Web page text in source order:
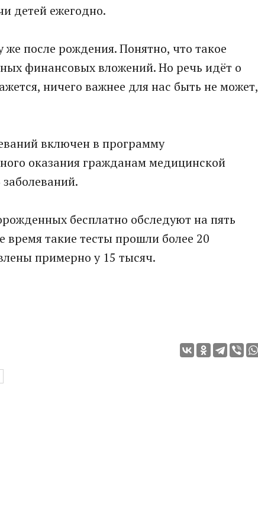
детей ежегодно.
после рождения. Понятно, что такое
финансовых вложений. Но речь идёт о
ничего важнее для нас быть не может,
включен в программу
оказания гражданам медицинской
бесплатно обследуют на пять
время такие тесты прошли более 20
примерно у 15 тысяч.